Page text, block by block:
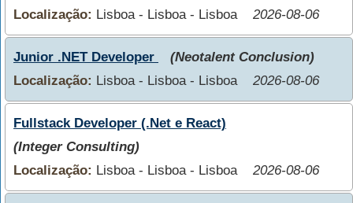
Localização: Lisboa - Lisboa - Lisboa 2026-08-06
Junior .NET Developer
(Neotalent Conclusion)
Localização: Lisboa - Lisboa - Lisboa 2026-08-06
Fullstack Developer (.Net e React)
(Integer Consulting)
Localização: Lisboa - Lisboa - Lisboa 2026-08-06